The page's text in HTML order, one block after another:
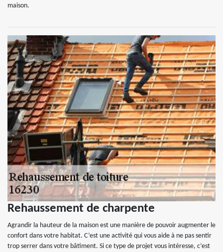
maison.
Rehaussement de charpente
Agrandir la hauteur de la maison est une manière de pouvoir augmenter le
confort dans votre habitat. C’est une activité qui vous aide à ne pas sentir
trop serrer dans votre bâtiment. Si ce type de projet vous intéresse, c’est